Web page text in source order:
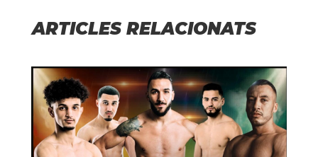
ARTICLES RELACIONATS